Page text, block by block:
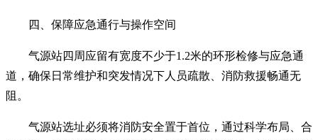
四、保障应急通行与操作空间
气源站四周应留有宽度不少于1.2米的环形检修与应急通
道，确保日常维护和突发情况下人员疏散、消防救援畅通无
阻。
气源站选址必须将消防安全置于首位，通过科学布局、合